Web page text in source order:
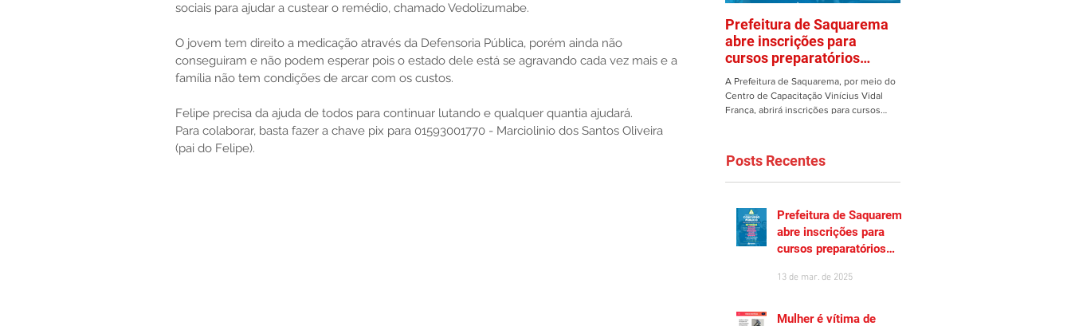
sociais para ajudar a custear o remédio, chamado Vedolizumabe.
O jovem tem direito a medicação através da Defensoria Pública, porém ainda não
conseguiram e não podem esperar pois o estado dele está se agravando cada vez mais e a
família não tem condições de arcar com os custos.
Felipe precisa da ajuda de todos para continuar lutando e qualquer quantia ajudará.
Para colaborar, basta fazer a chave pix para 01593001770 - Marciolinio dos Santos Oliveira
(pai do Felipe).
Prefeitura de Saquarema
abre inscrições para
cursos preparatórios
gratuitos
A Prefeitura de Saquarema, por meio do
Centro de Capacitação Vinícius Vidal
França, abrirá inscrições para cursos
Posts Recentes
Prefeitura de Saquarema
abre inscrições para
cursos preparatórios
13 de mar. de 2025
Mulher é vítima de